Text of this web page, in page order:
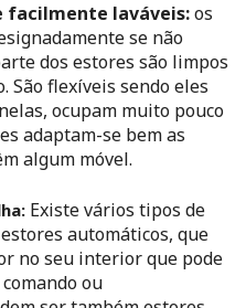
facilmente laváveis:os
se não
dos estores são limpos
São flexíveis sendo eles
ocupam muito pouco
adaptam-se bem as
algum móvel.
Existe vários tipos de
automáticos, que
no seu interior que pode
ou